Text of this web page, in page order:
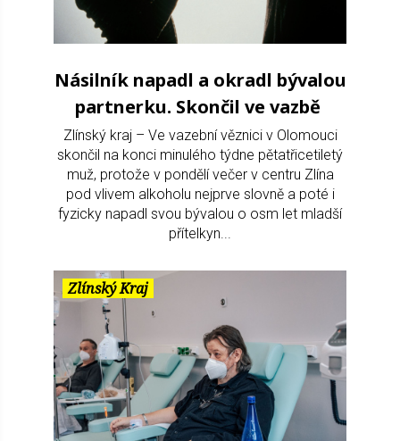
Násilník napadl a okradl bývalou
partnerku. Skončil ve vazbě
Zlínský kraj – Ve vazební věznici v Olomouci
skončil na konci minulého týdne pětatřicetiletý
muž, protože v pondělí večer v centru Zlína
pod vlivem alkoholu nejprve slovně a poté i
fyzicky napadl svou bývalou o osm let mladší
přítelkyn...
Zlínský Kraj